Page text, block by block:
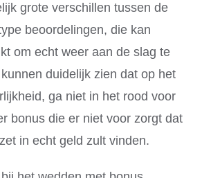
grote verschillen tussen de
beoordelingen, die kan
om echt weer aan de slag te
duidelijk zien dat op het
ga niet in het rood voor
bonus die er niet voor zorgt dat
in echt geld zult vinden.